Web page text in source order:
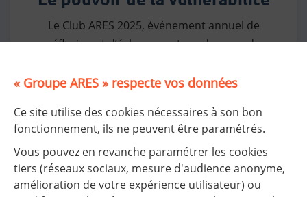
Le Club ARES 2025, événement annuel de
réflexion et d’échange autour des grands
En savoir plus
Pagination
1 2 3 4 5 6 suivant
« Groupe ARES » respecte vos données
Ce site utilise des cookies nécessaires à son bon
fonctionnement, ils ne peuvent être paramétrés.
Vous pouvez en revanche paramétrer les cookies
tiers (réseaux sociaux, mesure d'audience anonyme,
amélioration de votre expérience utilisateur) ou